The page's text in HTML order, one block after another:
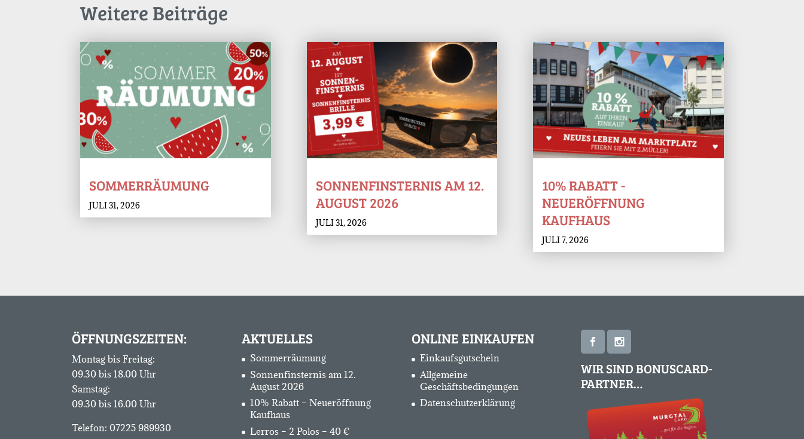
Weitere Beiträge
SOMMERRÄUMUNG
JULI 31, 2026
SONNENFINSTERNIS AM 12.
AUGUST 2026
JULI 31, 2026
10% RABATT -
NEUERÖFFNUNG
KAUFHAUS
JULI 7, 2026
ÖFFNUNGSZEITEN:
Montag bis Freitag:
09.30 bis 18.00 Uhr
Samstag:
09.30 bis 16.00 Uhr
Telefon:07225 989930
AKTUELLES
Sommerräumung
Sonnenfinsternis am 12.
August 2026
10% Rabatt – Neueröffnung
Kaufhaus
Lerros – 2 Polos – 40 €
ONLINE EINKAUFEN
Einkaufsgutschein
Allgemeine
Geschäftsbedingungen
Datenschutzerklärung
WIR SIND BONUSCARD-
PARTNER…